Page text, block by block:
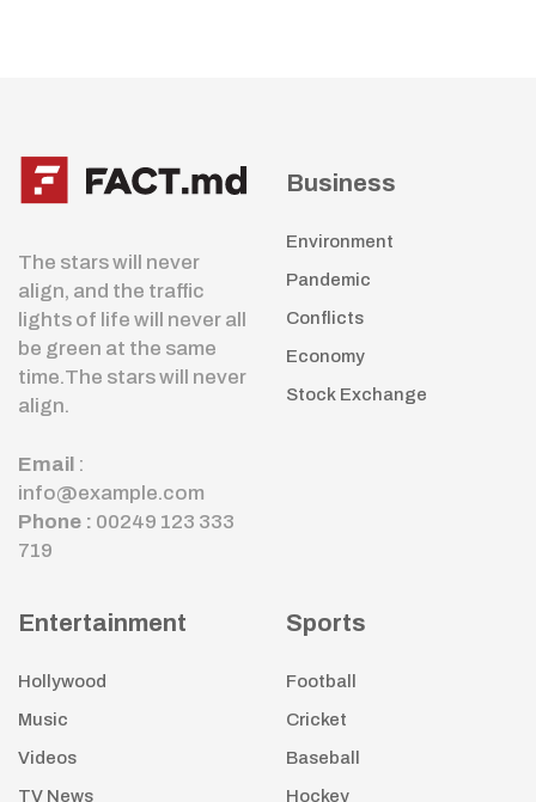
The stars will never
align, and the traffic
lights of life will never all
be green at the same
time.The stars will never
align.
Email :
info@example.com
Phone : 00249 123 333
719
Business
Environment
Pandemic
Conflicts
Economy
Stock Exchange
Entertainment
Hollywood
Music
Videos
TV News
Sports
Football
Cricket
Baseball
Hockey